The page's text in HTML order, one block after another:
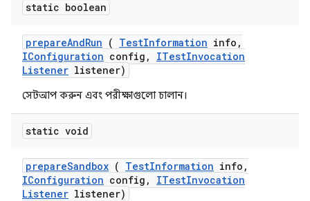
static boolean
prepareAndRun ( TestInformation info ,
IConfiguration config , ITestInvocation
Listener listener)
সেটআপ করুন এবং পরীক্ষাগুলো চালান।
static void
prepareSandbox ( TestInformation info ,
IConfiguration config , ITestInvocation
Listener listener)